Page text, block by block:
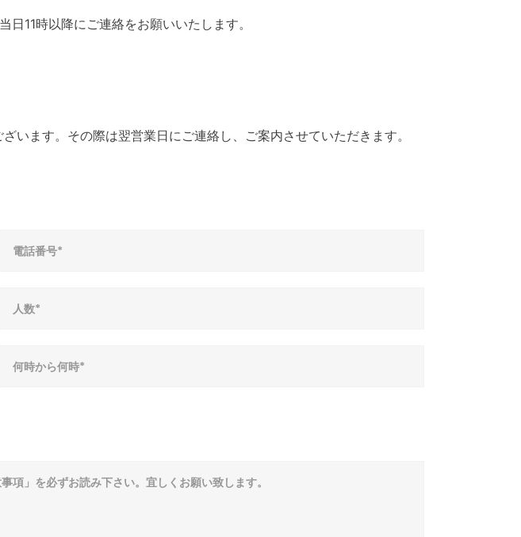
11時以降にご連絡をお願いいたします。
います。その際は翌営業日にご連絡し、ご案内させていただきます。